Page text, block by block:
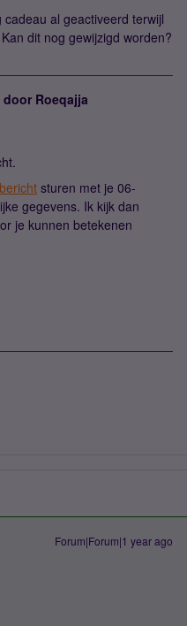
al geactiveerd terwijl
dit nog gewijzigd worden?
door Roeqajja
sturen met je 06-
gegevens. Ik kijk dan
je kunnen betekenen
Forum|Forum|1 year ago